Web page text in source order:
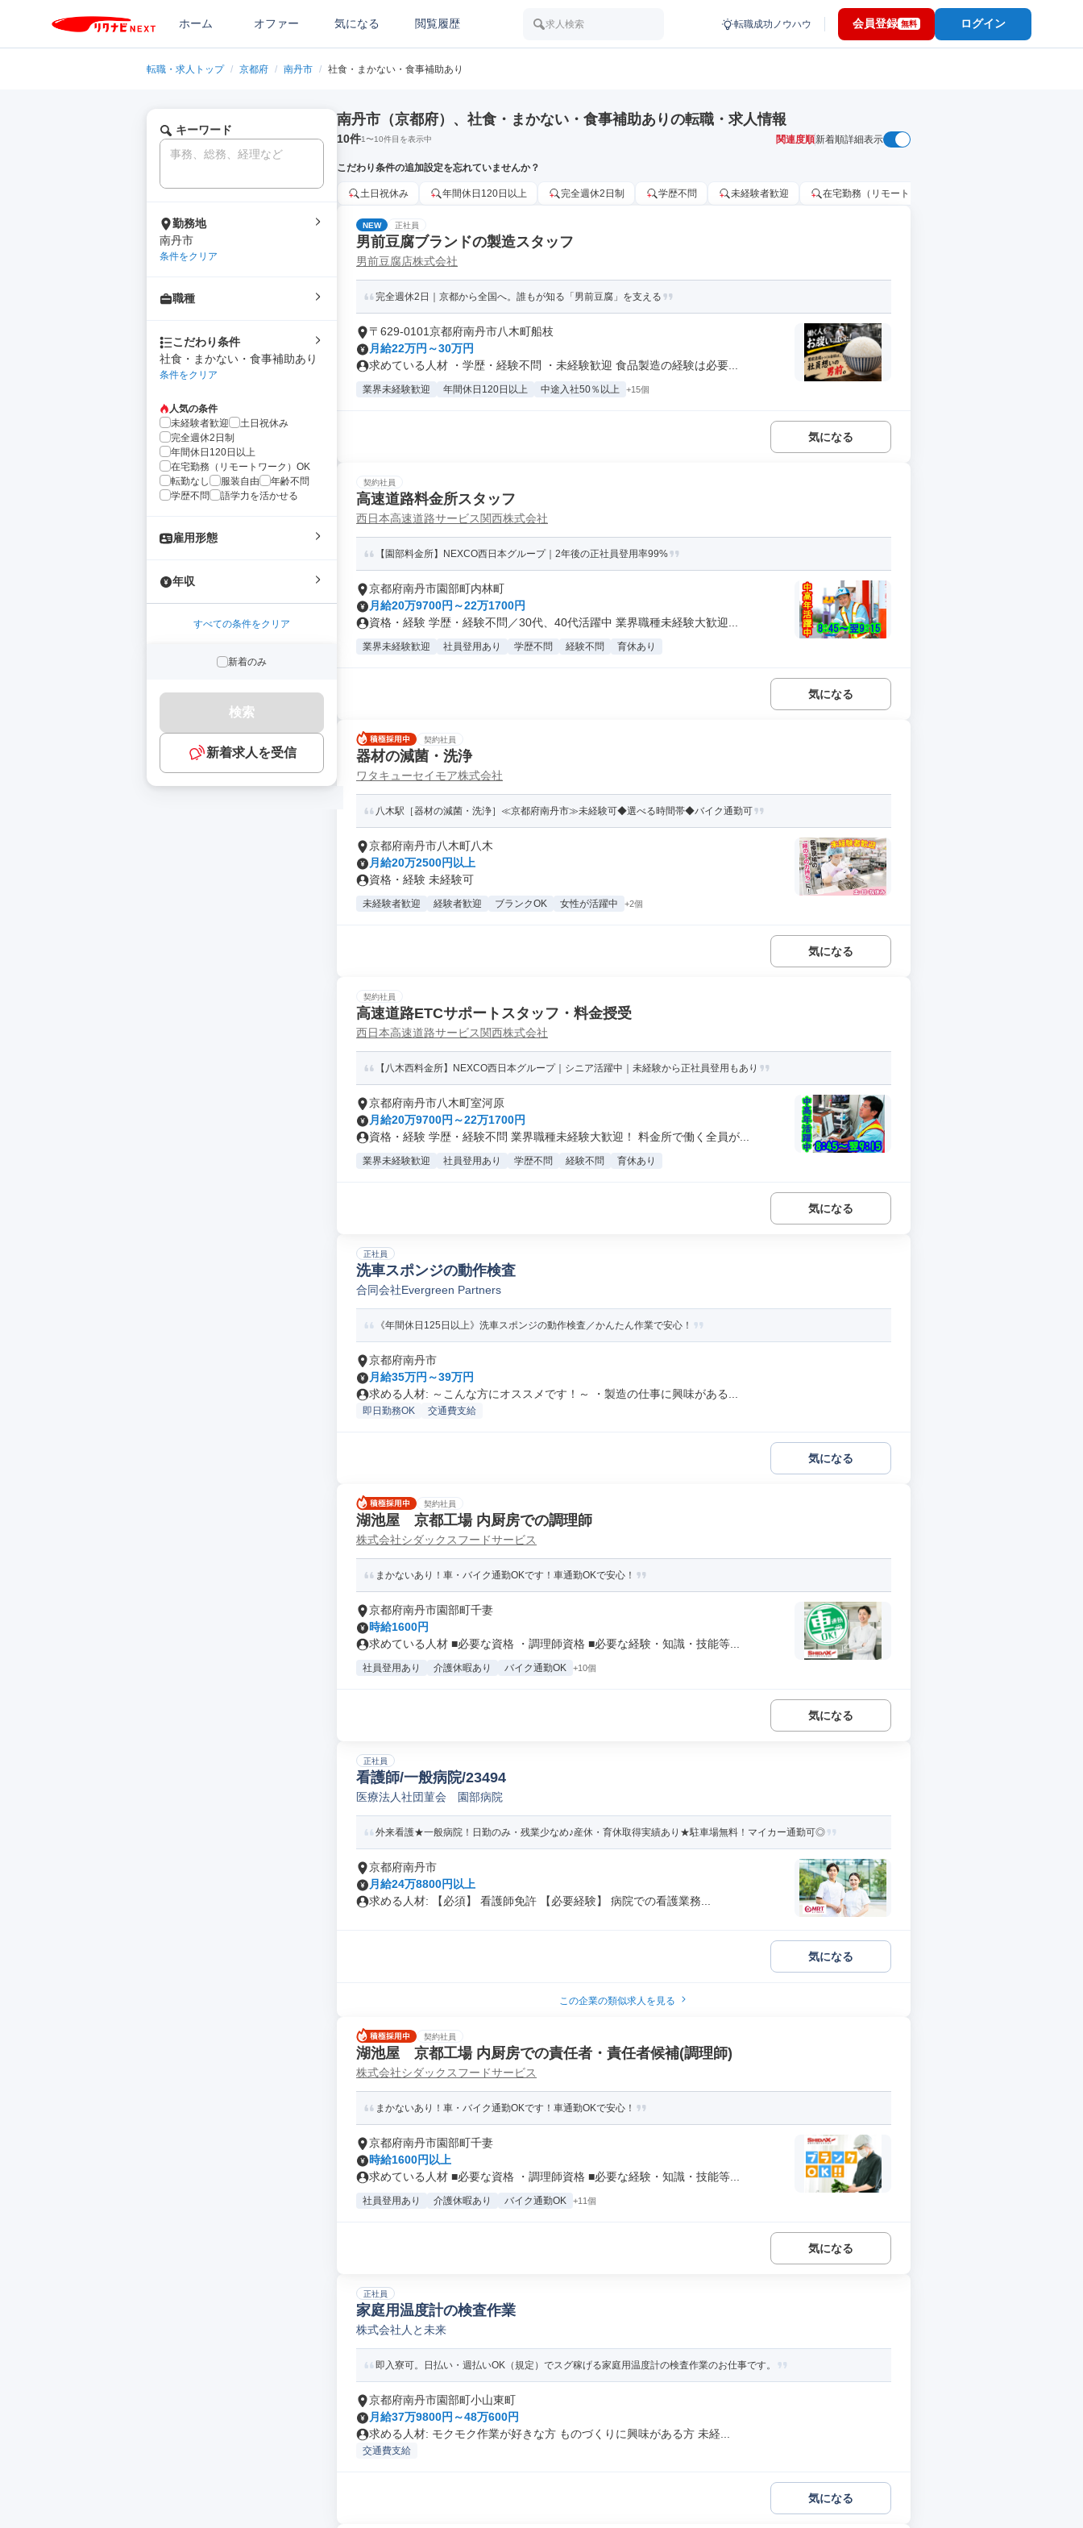
ホーム オファー 気になる 閲覧履歴 求人検索 転職成功ノウハウ 会員登録 無料 ログイン
転職・求人トップ / 京都府 / 南丹市 / 社食・まかない・食事補助あり
キーワード
勤務地
南丹市
条件をクリア
職種
こだわり条件
社食・まかない・食事補助あり
条件をクリア
人気の条件
未経験者歓迎
土日祝休み
完全週休2日制
年間休日120日以上
在宅勤務（リモートワーク）OK
転勤なし
服装自由
年齢不問
学歴不問
語学力を活かせる
雇用形態
年収
すべての条件をクリア
新着のみ
検索
新着求人を受信
南丹市（京都府）、社食・まかない・食事補助ありの転職・求人情報
10件1〜10件目を表示中 関連度順新着順詳細表示
こだわり条件の追加設定を忘れていませんか？
土日祝休み 年間休日120日以上 完全週休2日制 学歴不問 未経験者歓迎 在宅勤務（リモートワーク）OK
NEW 正社員
男前豆腐ブランドの製造スタッフ
男前豆腐店株式会社
完全週休2日｜京都から全国へ。誰もが知る「男前豆腐」を支える
〒629-0101京都府南丹市八木町船枝
月給22万円～30万円
求めている人材 ・学歴・経験不問 ・未経験歓迎 食品製造の経験は必要...
業界未経験歓迎 年間休日120日以上 中途入社50％以上 +15個
気になる
契約社員
高速道路料金所スタッフ
西日本高速道路サービス関西株式会社
【園部料金所】NEXCO西日本グループ｜2年後の正社員登用率99%
京都府南丹市園部町内林町
月給20万9700円～22万1700円
資格・経験 学歴・経験不問／30代、40代活躍中 業界職種未経験大歓迎...
業界未経験歓迎 社員登用あり 学歴不問 経験不問 育休あり
気になる
契約社員
器材の減菌・洗浄
ワタキューセイモア株式会社
八木駅［器材の減菌・洗浄］≪京都府南丹市≫未経験可◆選べる時間帯◆バイク通勤可
京都府南丹市八木町八木
月給20万2500円以上
資格・経験 未経験可
未経験者歓迎 経験者歓迎 ブランクOK 女性が活躍中 +2個
気になる
契約社員
高速道路ETCサポートスタッフ・料金授受
西日本高速道路サービス関西株式会社
【八木西料金所】NEXCO西日本グループ｜シニア活躍中｜未経験から正社員登用もあり
京都府南丹市八木町室河原
月給20万9700円～22万1700円
資格・経験 学歴・経験不問 業界職種未経験大歓迎！ 料金所で働く全員が...
業界未経験歓迎 社員登用あり 学歴不問 経験不問 育休あり
気になる
正社員
洗車スポンジの動作検査
合同会社Evergreen Partners
《年間休日125日以上》洗車スポンジの動作検査／かんたん作業で安心！
京都府南丹市
月給35万円～39万円
求める人材: ～こんな方にオススメです！～ ・製造の仕事に興味がある...
即日勤務OK 交通費支給
気になる
契約社員
湖池屋 京都工場 内厨房での調理師
株式会社シダックスフードサービス
まかないあり！車・バイク通勤OKです！車通勤OKで安心！
京都府南丹市園部町千妻
時給1600円
求めている人材 ■必要な資格 ・調理師資格 ■必要な経験・知識・技能等...
社員登用あり 介護休暇あり バイク通勤OK +10個
気になる
正社員
看護師/一般病院/23494
医療法人社団菫会 園部病院
外来看護★一般病院！日勤のみ・残業少なめ♪産休・育休取得実績あり★駐車場無料！マイカー通勤可◎
京都府南丹市
月給24万8800円以上
求める人材: 【必須】 看護師免許 【必要経験】 病院での看護業務...
気になる
この企業の類似求人を見る
契約社員
湖池屋 京都工場 内厨房での責任者・責任者候補(調理師)
株式会社シダックスフードサービス
まかないあり！車・バイク通勤OKです！車通勤OKで安心！
京都府南丹市園部町千妻
時給1600円以上
求めている人材 ■必要な資格 ・調理師資格 ■必要な経験・知識・技能等...
社員登用あり 介護休暇あり バイク通勤OK +11個
気になる
正社員
家庭用温度計の検査作業
株式会社人と未来
即入寮可。日払い・週払いOK（規定）でスグ稼げる家庭用温度計の検査作業のお仕事です。
京都府南丹市園部町小山東町
月給37万9800円～48万600円
求める人材: モクモク作業が好きな方 ものづくりに興味がある方 未経...
交通費支給
気になる